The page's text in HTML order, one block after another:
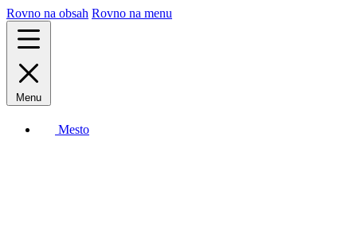
Rovno na obsah Rovno na menu
Menu
Mesto